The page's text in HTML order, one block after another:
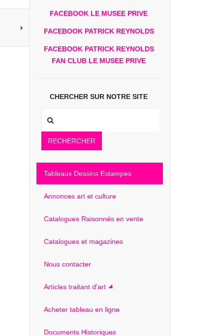
FACEBOOK LE MUSEE PRIVE
FACEBOOK PATRICK REYNOLDS
FACEBOOK PATRICK REYNOLDS
FAN CLUB LE MUSEE PRIVE
CHERCHER SUR NOTRE SITE
RECHERCHER
Tableaux Dessins Estampes
Annonces art et culture
Catalogues Raisonnés en vente
Catalogues et magazines
Nous contacter
Articles traitant d'art
Acheter tableau en ligne
Documents Historiques